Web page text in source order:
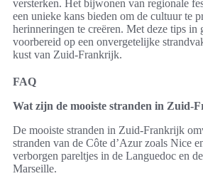
versterken. Het bijwonen van regionale
een unieke kans bieden om de cultuur te
herinneringen te creëren. Met deze tips in
voorbereid op een onvergetelijke
kust van Zuid-Frankrijk.
FAQ
Wat zijn de mooiste stranden in Zuid-
De mooiste stranden in Zuid-Frankrijk
stranden van de Côte d’Azur zoals Nice
verborgen pareltjes in de Languedoc en
Marseille.